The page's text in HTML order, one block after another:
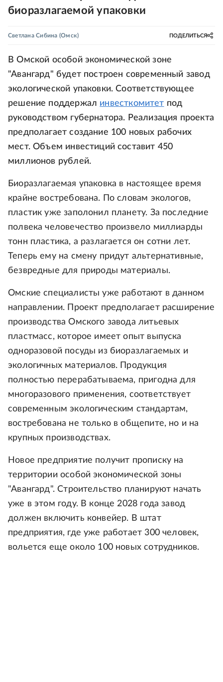
биоразлагаемой упаковки
Светлана Сибина (Омск) ПОДЕЛИТЬСЯ
В Омской особой экономической зоне
"Авангард" будет построен современный завод
экологической упаковки. Соответствующее
решение поддержал инвесткомитет под
руководством губернатора. Реализация проекта
предполагает создание 100 новых рабочих
мест. Объем инвестиций составит 450
миллионов рублей.
Биоразлагаемая упаковка в настоящее время
крайне востребована. По словам экологов,
пластик уже заполонил планету. За последние
полвека человечество произвело миллиарды
тонн пластика, а разлагается он сотни лет.
Теперь ему на смену придут альтернативные,
безвредные для природы материалы.
Омские специалисты уже работают в данном
направлении. Проект предполагает расширение
производства Омского завода литьевых
пластмасс, которое имеет опыт выпуска
одноразовой посуды из биоразлагаемых и
экологичных материалов. Продукция
полностью перерабатываема, пригодна для
многоразового применения, соответствует
современным экологическим стандартам,
востребована не только в общепите, но и на
крупных производствах.
Новое предприятие получит прописку на
территории особой экономической зоны
"Авангард". Строительство планируют начать
уже в этом году. В конце 2028 года завод
должен включить конвейер. В штат
предприятия, где уже работает 300 человек,
вольется еще около 100 новых сотрудников.